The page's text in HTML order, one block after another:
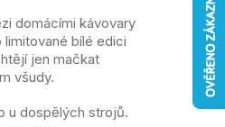
domácími kávovary
bílé edici
jen mačkat
všudy.
u dospělých strojů.